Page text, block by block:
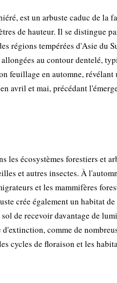
est un arbuste caduc de la
de hauteur. Il se distingue
régions tempérées d'Asie du
au contour dentelé,
feuillage en automne,
avril et mai, précédant
écosystèmes forestiers et
et autres insectes. À
et les mammifères
crée également un habitat
de recevoir davantage de
comme de
cycles de floraison et les